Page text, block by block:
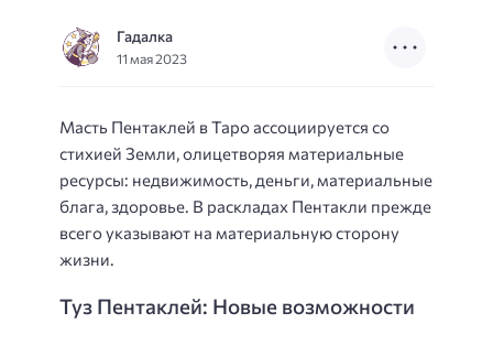
Гадалка
11 мая 2023
Масть Пентаклей в Таро ассоциируется со
стихией Земли, олицетворяя материальные
ресурсы: недвижимость, деньги, материальные
блага, здоровье. В раскладах Пентакли прежде
всего указывают на материальную сторону
жизни.
Туз Пентаклей: Новые возможности